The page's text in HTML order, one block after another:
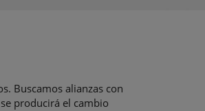
Buscamos alianzas con
producirá el cambio